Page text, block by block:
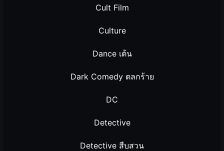
Cult Film
Culture
Dance เต้น
Dark Comedy ตลกร้าย
DC
Detective
Detective สืบสวน